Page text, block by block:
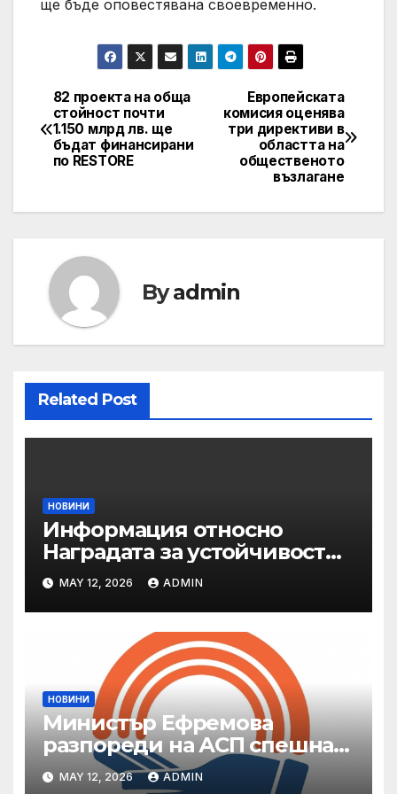
ще бъде оповестявана своевременно.
Post
navigation
Европейската
комисия оценява
три директиви в
областта на
общественото
възлагане
82 проекта на обща
стойност почти
1.150 млрд лв. ще
бъдат финансирани
по RESTORE
Byadmin
Related Post
НОВИНИ
Информация относно
Наградата за устойчивост
на ОАЕ „Зайед“
MAY 12, 2026 ADMIN
НОВИНИ
Министър Ефремова
разпореди на АСП спешна
готовност за оказване на
MAY 12, 2026 ADMIN